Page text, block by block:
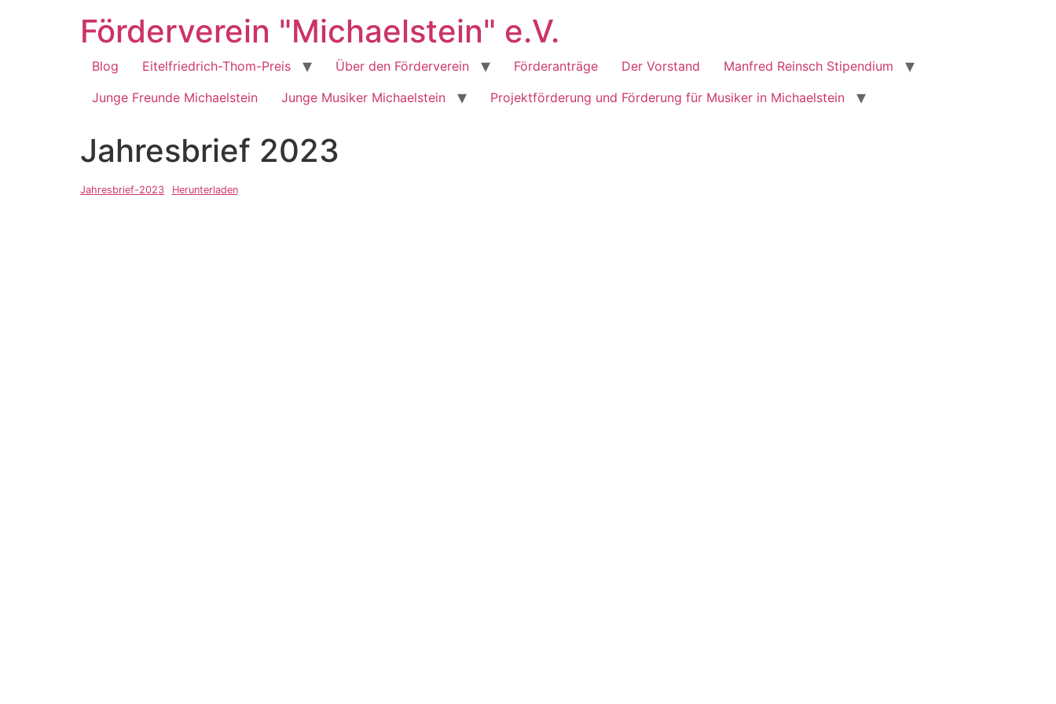
Förderverein "Michaelstein" e.V.
Blog Eitelfriedrich-Thom-Preis Über den Förderverein Förderanträge Der Vorstand
Manfred Reinsch Stipendium
Junge Freunde Michaelstein
Junge Musiker Michaelstein Projektförderung und Förderung für Musiker in Michaelstein
Jahresbrief 2023
Jahresbrief-2023 Herunterladen